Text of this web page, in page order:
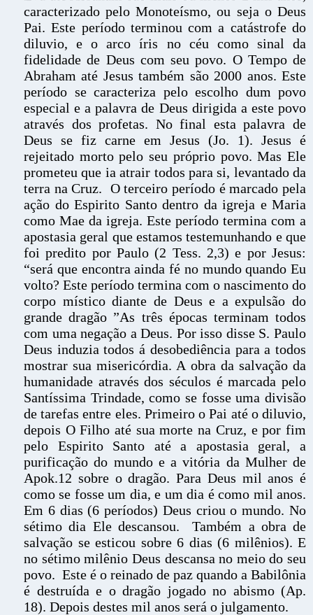
caracterizado pelo Monoteísmo, ou seja o Deus
Pai. Este período terminou com a catástrofe do
diluvio, e o arco íris no céu como sinal da
fidelidade de Deus com seu povo. O Tempo de
Abraham até Jesus também são 2000 anos. Este
período se caracteriza pelo escolho dum povo
especial e a palavra de Deus dirigida a este povo
através dos profetas. No final esta palavra de
Deus se fiz carne em Jesus (Jo. 1). Jesus é
rejeitado morto pelo seu próprio povo. Mas Ele
prometeu que ia atrair todos para si, levantado da
terra na Cruz. O terceiro período é marcado pela
ação do Espirito Santo dentro da igreja e Maria
como Mae da igreja. Este período termina com a
apostasia geral que estamos testemunhando e que
foi predito por Paulo (2 Tess. 2,3) e por Jesus:
“será que encontra ainda fé no mundo quando Eu
volto? Este período termina com o nascimento do
corpo místico diante de Deus e a expulsão do
grande dragão ”As três épocas terminam todos
com uma negação a Deus. Por isso disse S. Paulo
Deus induzia todos á desobediência para a todos
mostrar sua misericórdia. A obra da salvação da
humanidade através dos séculos é marcada pelo
Santíssima Trindade, como se fosse uma divisão
de tarefas entre eles. Primeiro o Pai até o diluvio,
depois O Filho até sua morte na Cruz, e por fim
pelo Espirito Santo até a apostasia geral, a
purificação do mundo e a vitória da Mulher de
Apok.12 sobre o dragão. Para Deus mil anos é
como se fosse um dia, e um dia é como mil anos.
Em 6 dias (6 períodos) Deus criou o mundo. No
sétimo dia Ele descansou. Também a obra de
salvação se esticou sobre 6 dias (6 milênios). E
no sétimo milênio Deus descansa no meio do seu
povo. Este é o reinado de paz quando a Babilônia
é destruída e o dragão jogado no abismo (Ap.
18). Depois destes mil anos será o julgamento.